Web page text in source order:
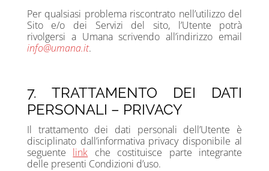
Per qualsiasi problema riscontrato nell’utilizzo del
Sito e/o dei Servizi del sito, l’Utente potrà
rivolgersi a Umana scrivendo all’indirizzo email
info@umana.it.
7. TRATTAMENTO DEI DATI
PERSONALI – PRIVACY
Il trattamento dei dati personali dell’Utente è
disciplinato dall’informativa privacy disponibile al
seguente link che costituisce parte integrante
delle presenti Condizioni d’uso.